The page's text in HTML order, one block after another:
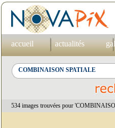
accueil actualités
534 images trouvées pour